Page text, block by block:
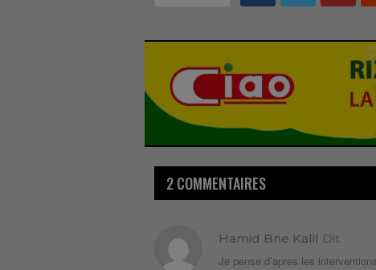
2 COMMENTAIRES
Hamid Bne Kalil Dit
Je pense d’apres les